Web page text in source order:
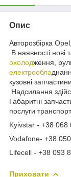
Опис
Авторозбірка
В наявності нові
охолодження,
електрообла
кузовні
Надсилання
Габаритні
послуги
Kyivstar - +38 068
Vodafone- +38
Lifecell - +38 093
Приховати